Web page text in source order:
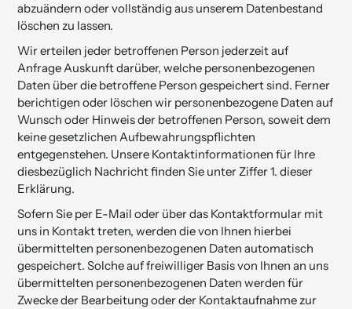
abzuändern oder vollständig aus unserem Datenbestand
löschen zu lassen.
Wir erteilen jeder betroffenen Person jederzeit auf
Anfrage Auskunft darüber, welche personenbezogenen
Daten über die betroffene Person gespeichert sind. Ferner
berichtigen oder löschen wir personenbezogene Daten auf
Wunsch oder Hinweis der betroffenen Person, soweit dem
keine gesetzlichen Aufbewahrungspflichten
entgegenstehen. Unsere Kontaktinformationen für Ihre
diesbezüglich Nachricht finden Sie unter Ziffer 1. dieser
Erklärung.
Sofern Sie per E-Mail oder über das Kontaktformular mit
uns in Kontakt treten, werden die von Ihnen hierbei
übermittelten personenbezogenen Daten automatisch
gespeichert. Solche auf freiwilliger Basis von Ihnen an uns
übermittelten personenbezogenen Daten werden für
Zwecke der Bearbeitung oder der Kontaktaufnahme zur